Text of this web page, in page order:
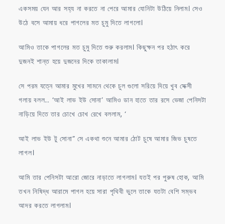
একসময় যেন আর সহ্য না করতে না পেরে আমার যোনিটা উঠিয়ে নিলাম। সেও
উঠে বসে আমায় ধরে পাগলের মত চুমু দিতে লাগলো।
আমিও তাকে পাগলের মত চুমু দিতে শুরু করলাম। কিছুক্ষন পর হঠাৎ করে
দুজনই শান্ত হয়ে দুজনের দিকে তাকালাম।
সে পরম যত্নে আমার মুখের সামনে থেকে চুল গুলো সরিয়ে দিয়ে খুব সেক্সী
গলায় বলল… ‘আই লাভ ইউ সোনা’ আমিও ডান হাতে তার রসে ভেজা পেনিসটা
নাড়িয়ে দিতে তার চোখে চোখ রেখে বললাম, ‘
আই লাভ ইউ টু সোনা” সে একথা শুনে আমার ঠোট চুষে আমার জিভ চুষতে
লাগল।
আমি তার পেনিসটা আরো জোরে নাড়াতে লাগলাম। যতই পর পুরুষ হোক, আমি
তখন নিষিদ্ধ আরামে পাগল হয়ে সারা পৃথিবী ভুলে তাকে যতটা বেশি সম্ভব
আদর করতে লাগলাম।